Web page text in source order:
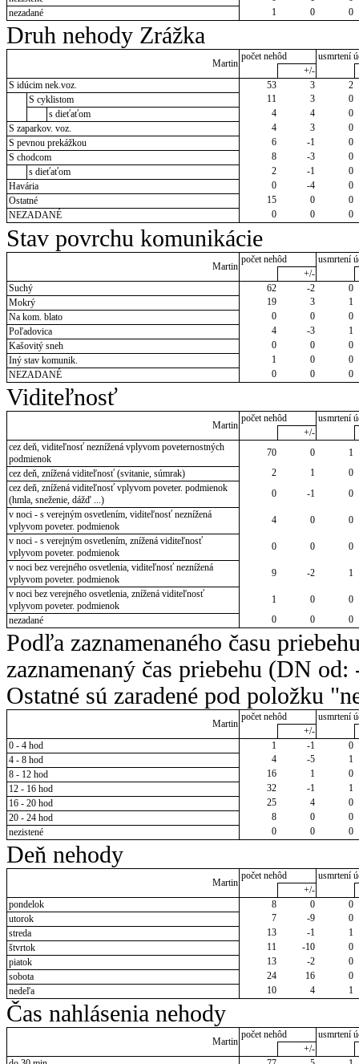
nezadané
1 0 0
Druh nehody Zrážka
Martin
počet nehôd
usmrtení
+/-
S idúcim nek.voz.
53 3
2
S cyklistom
11 3
0
s dieťaťom
4 4
0
S zaparkov. voz.
4 3
0
S pevnou prekážkou
6 -1
0
S chodcom
8 -3
0
s dieťaťom
2 -1
0
Havária
0 -4
0
Ostatné
15 0
0
NEZADANÉ
0 0 0
Stav povrchu komunikácie
Martin
počet nehôd
usmrtení
+/-
Suchý
62 -2
0
Mokrý
19 3
1
Na kom. blato
0 0
0
Poľadovica
4 -3
1
Kašovitý sneh
0 0
0
Iný stav komunik.
1 0
0
NEZADANÉ
0 0 0
Viditeľnosť
Martin
počet nehôd
usmrtení
+/-
cez deň, viditeľnosť neznížená vplyvom poveternostných
podmienok
70 0
1
cez deň, znížená viditeľnosť (svitanie, súmrak)
2 1
0
cez deň, znížená viditeľnosť vplyvom poveter. podmienok
(hmla, sneženie, dážď ...)
0 -1
0
v noci - s verejným osvetlením, viditeľnosť neznížená
vplyvom poveter. podmienok
4 0
0
v noci - s verejným osvetlením, znížená viditeľnosť
vplyvom poveter. podmienok
0 0
0
v noci bez verejného osvetlenia, viditeľnosť neznížená
vplyvom poveter. podmienok
9 -2
1
v noci bez verejného osvetlenia, znížená viditeľnosť
vplyvom poveter. podmienok
1 0
0
nezadané
0 0 0
Podľa zaznamenaného času
zaznamenaný čas priebehu (DN
Ostatné sú zaradené pod položku
Martin
počet nehôd
usmrtení
+/-
0 - 4 hod
1 -1
0
4 - 8 hod
4 -5
1
8 - 12 hod
16 1
0
12 - 16 hod
32 -1
1
16 - 20 hod
25 4
0
20 - 24 hod
8 0
0
nezistené
0 0 0
Deň nehody
Martin
počet nehôd
usmrtení
+/-
pondelok
8 0
0
utorok
7 -9
0
streda
13 -1
1
štvrtok
11 -10
0
piatok
13 -2
0
sobota
24 16
0
nedeľa
10 4 1
Čas nahlásenia nehody
Martin
počet nehôd
usmrtení
+/-